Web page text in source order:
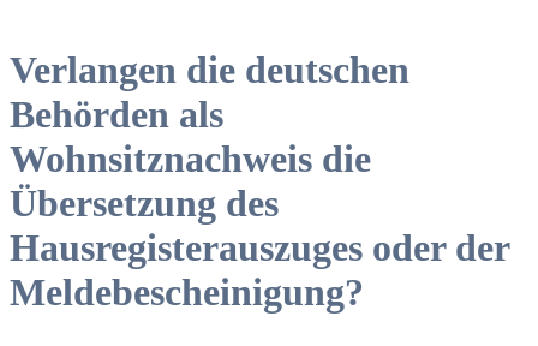
Verlangen die deutschen
Behörden als
Wohnsitznachweis die
Übersetzung des
Hausregisterauszuges oder der
Meldebescheinigung?